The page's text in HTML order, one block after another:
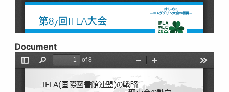
Document